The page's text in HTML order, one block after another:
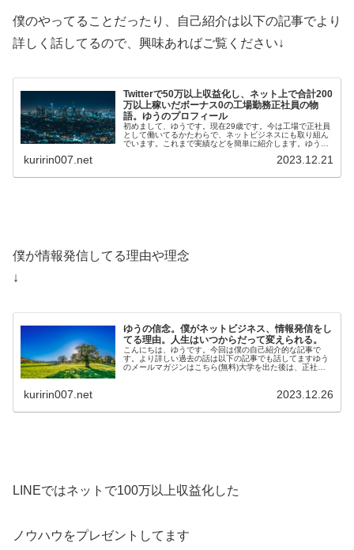
僕のやってることだったり、自己紹介は以下の記事でより
詳しく話してるので、興味あればご覧ください↓
Twitterで50万以上収益化し、ネット上で合計200
万以上稼いだボーナス0の工場勤務正社員の物
語。ゆうのプロフィール
初めまして、ゆうです。現在29歳です。今は工場で正社員
として働いてるかたわらで、ネットビジネスにも取り組ん
でいます。これまで実績などを簡単に紹介します。ゆうの
kuririn007.net 2023.12.21
僕が情報発信してる理由や理念
↓
ゆうの信念。僕がネットビジネス、情報発信をし
てる理由。人生はいつからだって変えられる。
こんにちは、ゆうです。今回は僕の自己紹介的な記事で
す。より詳しい過去の話は以下の記事でも話してますゆう
のメールマガジンはこちら(無料)大学を出た後は、正社員
kuririn007.net 2023.12.26
LINEではネットで100万以上収益化した
ノウハウをプレゼントしてます